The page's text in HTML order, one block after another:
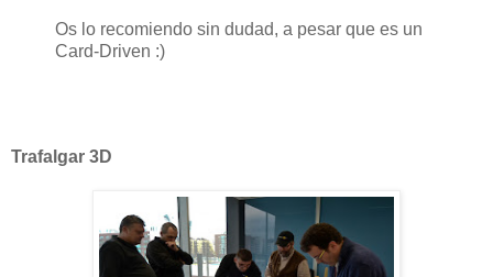
Os lo recomiendo sin dudad, a pesar que es un
Card-Driven :)
Trafalgar 3D